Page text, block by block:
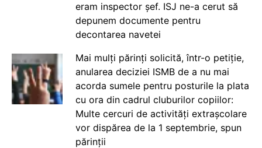
eram inspector șef. ISJ ne-a cerut să
depunem documente pentru
decontarea navetei
Mai mulți părinți solicită, într-o petiție,
anularea deciziei ISMB de a nu mai
acorda sumele pentru posturile la plata
cu ora din cadrul cluburilor copiilor:
Multe cercuri de activități extrașcolare
vor dispărea de la 1 septembrie, spun
părinții